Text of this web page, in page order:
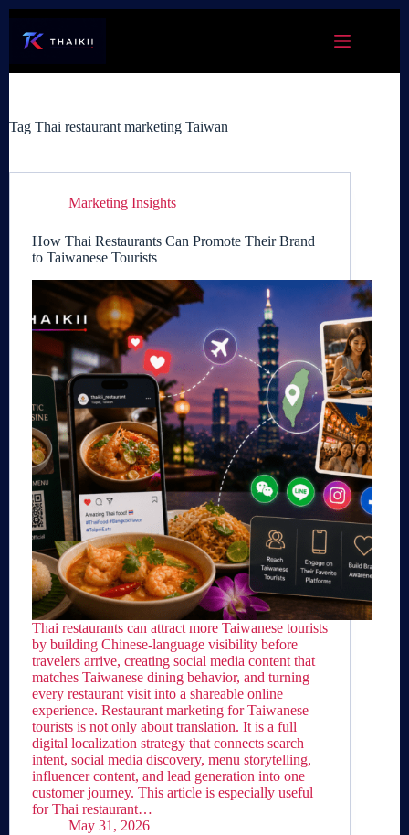
content
Tag Thai restaurant marketing Taiwan
Marketing Insights
How Thai Restaurants Can Promote Their Brand
to Taiwanese Tourists
Thai restaurants can attract more Taiwanese tourists
by building Chinese-language visibility before
travelers arrive, creating social media content that
matches Taiwanese dining behavior, and turning
every restaurant visit into a shareable online
experience. Restaurant marketing for Taiwanese
tourists is not only about translation. It is a full
digital localization strategy that connects search
intent, social media discovery, menu storytelling,
influencer content, and lead generation into one
customer journey. This article is especially useful
for Thai restaurant…
May 31, 2026